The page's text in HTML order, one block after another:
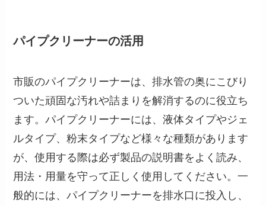
パイプクリーナーの活用
市販のパイプクリーナーは、排水管の奥にこびり
ついた頑固な汚れや詰まりを解消するのに役立ち
ます。パイプクリーナーには、液体タイプやジェ
ルタイプ、粉末タイプなど様々な種類があります
が、使用する際は必ず製品の説明書をよく読み、
用法・用量を守って正しく使用してください。一
般的には、パイプクリーナーを排水口に投入し、